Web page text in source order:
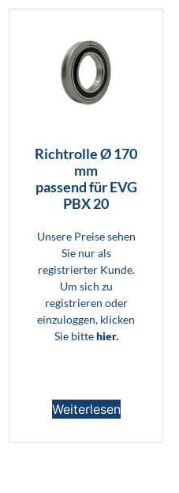
Richtrolle Ø 170
mm
passend für EVG
PBX 20
Unsere Preise sehen
Sie nur als
registrierter Kunde.
Um sich zu
registrieren oder
einzuloggen, klicken
Sie bittehier.
Weiterlesen